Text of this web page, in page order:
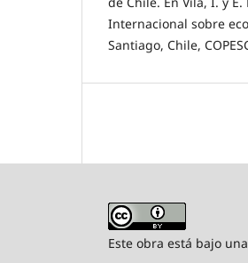
Internacional sobre
Santiago, Chile,
Este obra está bajo una